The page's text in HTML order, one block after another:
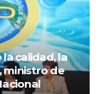
calidad, la
ministro de